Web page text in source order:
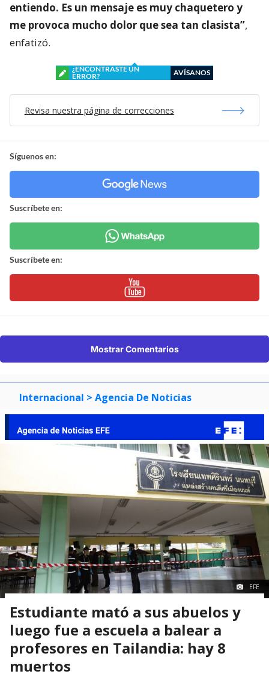
entiendo. Es un mensaje es muy chaquetero y
me provoca mucho dolor que sea tan clasista”,
enfatizó.
¿ENCONTRASTE UN
ERROR?
AVÍSANOS
Revisa nuestra página de correcciones
Síguenos en:
Suscríbete en:
Suscríbete en:
Mostrar Comentarios
Internacional > Agencia De Noticias
EFE
Estudiante mató a sus abuelos y
luego fue a escuela a balear a
profesores en Tailandia: hay 8
muertos